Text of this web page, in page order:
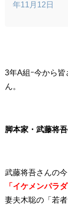
年11月12日
3年A組ｰ今から
ん。
脚本家・武藤将
武藤将吾さんの
「イケメンパラ
妻夫木聡の「若